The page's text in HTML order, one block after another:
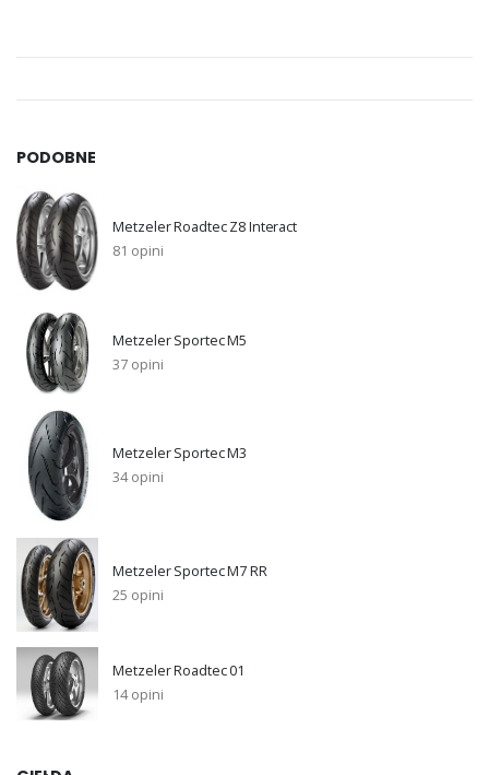
PODOBNE
Metzeler Roadtec Z8 Interact
81 opini
Metzeler Sportec M5
37 opini
Metzeler Sportec M3
34 opini
Metzeler Sportec M7 RR
25 opini
Metzeler Roadtec 01
14 opini